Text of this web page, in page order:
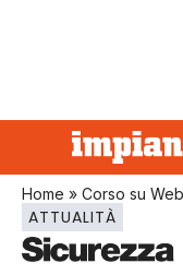
Home » Corso su
ATTUALITÀ